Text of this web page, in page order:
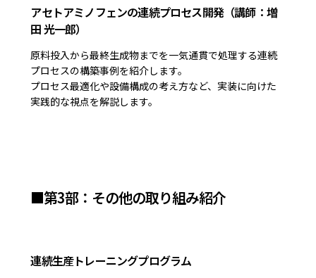
アセトアミノフェンの連続プロセス開発（講師：増
田 光一郎）
原料投入から最終生成物までを一気通貫で処理する連続
プロセスの構築事例を紹介します。
プロセス最適化や設備構成の考え方など、実装に向けた
実践的な視点を解説します。
■第3部：その他の取り組み紹介
連続生産トレーニングプログラム